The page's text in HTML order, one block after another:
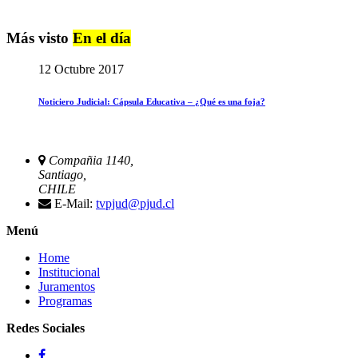
Más visto En el día
12 Octubre 2017
Noticiero Judicial: Cápsula Educativa – ¿Qué es una foja?
Compañia 1140,
Santiago,
CHILE
E-Mail: tvpjud@pjud.cl
Menú
Home
Institucional
Juramentos
Programas
Redes Sociales